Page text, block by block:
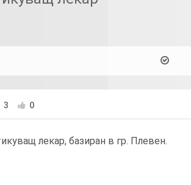
3 0
лекар, базиран в гр. Плевен.